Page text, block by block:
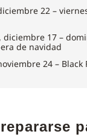
22 –
diciembre 17 –
de navidad
24 – Black